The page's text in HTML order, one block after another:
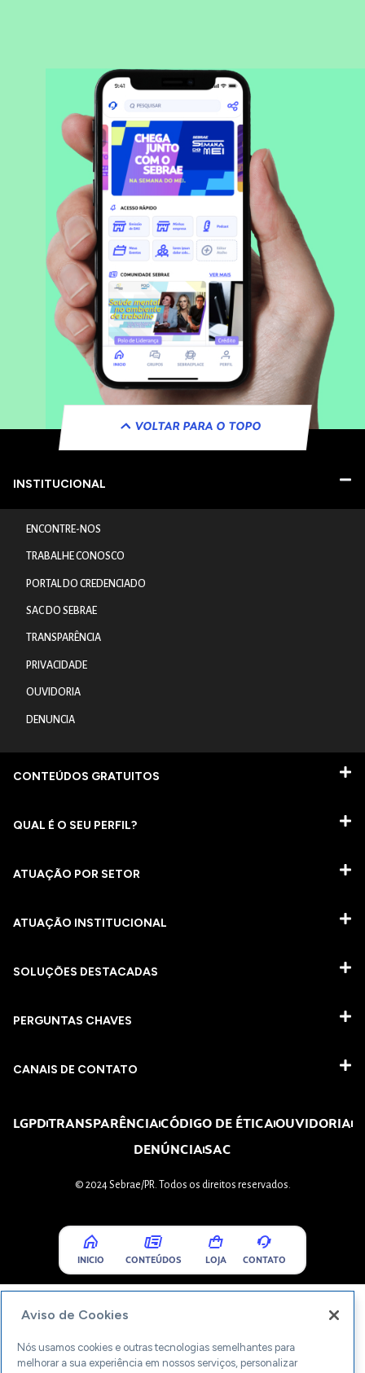
VOLTAR PARA O TOPO
INSTITUCIONAL
ENCONTRE-NOS
TRABALHE CONOSCO
PORTAL DO CREDENCIADO
SAC DO SEBRAE
TRANSPARÊNCIA
PRIVACIDADE
OUVIDORIA
DENUNCIA
CONTEÚDOS GRATUITOS
QUAL É O SEU PERFIL?
ATUAÇÃO POR SETOR
ATUAÇÃO INSTITUCIONAL
SOLUÇÕES DESTACADAS
PERGUNTAS CHAVES​
CANAIS DE CONTATO
LGPDTRANSPARÊNCIACÓDIGO DE ÉTICAOUVIDORIA
DENÚNCIASAC
© 2024 Sebrae/PR. Todos os direitos reservados.
INICIO CONTEÚDOS LOJA CONTATO
Aviso de Cookies
Nós usamos cookies e outras tecnologias semelhantes para
melhorar a sua experiência em nossos serviços, personalizar